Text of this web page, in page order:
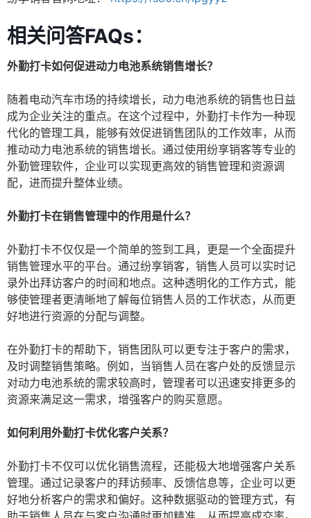
相关问答FAQs：
外勤打卡如何促进动力电池系统销售增长？
随着电动汽车市场的持续增长，动力电池系统的销售也日益
成为企业关注的重点。在这个过程中，外勤打卡作为一种现
代化的管理工具，能够有效促进销售团队的工作效率，从而
推动动力电池系统的销售增长。通过使用纷享销客等专业的
外勤管理软件，企业可以实现更高效的销售管理和资源调
配，进而提升整体业绩。
外勤打卡在销售管理中的作用是什么？
外勤打卡不仅仅是一个简单的签到工具，更是一个全面提升
销售管理水平的平台。通过纷享销客，销售人员可以实时记
录外出拜访客户的时间和地点。这种透明化的工作方式，能
够使管理者更清晰地了解每位销售人员的工作状态，从而更
好地进行资源的分配与调整。
在外勤打卡的帮助下，销售团队可以更专注于客户的需求，
及时调整销售策略。例如，当销售人员在客户处的反馈显示
对动力电池系统的需求较高时，管理者可以迅速安排更多的
资源来满足这一需求，增强客户的购买意愿。
如何利用外勤打卡优化客户关系？
外勤打卡不仅可以优化销售流程，还能极大地增强客户关系
管理。通过记录客户的拜访频率、反馈信息等，企业可以更
好地分析客户的需求和偏好。这种数据驱动的管理方式，有